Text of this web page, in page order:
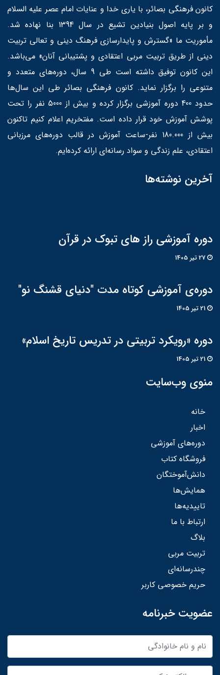
کانون فرهنگی بصائر، با یاری خدا و عنایات امام عصر علیه السلام
و بر پایه اصول بنیادین تشیع در سال 1394 بنا نهاده شد.
مأموریت ما «گسترش و پایدارسازی فرهنگ دینی و تعالی تربیت
دینی از طریق تربیت مربی اعتقادی و پشتیبانی آنان» می‌باشد.
این کانون توفیق داشته است طی 9 سال، دوره‌های متعدد و
متنوعی را برگزار نماید. کانون فرهنگی بصائر طی این سال‌ها
حدود 400 دوره آموزشی برگزار کرده و بیش از 5000 نفر را تحت
پوشش آموزش خود قرار داده است. مفتخریم اعلام کنیم تاکنون
بیش از 180.000 نفر-ساعت آموزش در قالب دوره‌های مرزبانی
اعتقادی، علم زندگی و سواد رسانه‌ای ارائه کرده‌ایم.
آخرین نوشته‌ها
دوره آموزشی راز های تبوک در قرآن
دوره‌ی آموزشی کوتاه مدت "دنیای قشنگ نو"
دوره «رویکرد تربیتی در تدریس تاریخ اسلام»
منوی وب‌سایت
خانه
اخبار
دوره‌های آموزشی
فروشگاه کتاب
دانش‌آموختگان
همایش‌ها
تاییدیه‌ها
ارتباط با ما
بلاگ
تربیت مربی
چندرسانه‌ای
حریم خصوصی کاربر
عضویت خبرنامه